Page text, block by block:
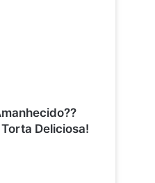
Deliciosa!